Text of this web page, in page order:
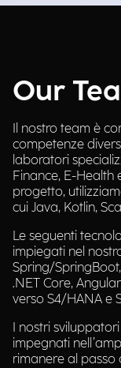
Our
Il nostro team è
competenze
laboratori
Finance, E-Health
progetto,
cui Java, Kotlin,
Le seguenti
impiegati nel
Spring/
.NET Core,
verso S4/HANA e
I nostri
impegnati
rimanere al passo